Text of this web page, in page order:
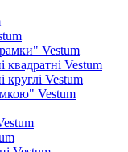
Vestum
квадратні Vestum
круглі Vestum
Vestum